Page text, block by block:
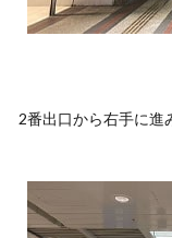
2番出口から右手に進